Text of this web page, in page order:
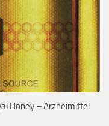
Honey – Arzneimittel